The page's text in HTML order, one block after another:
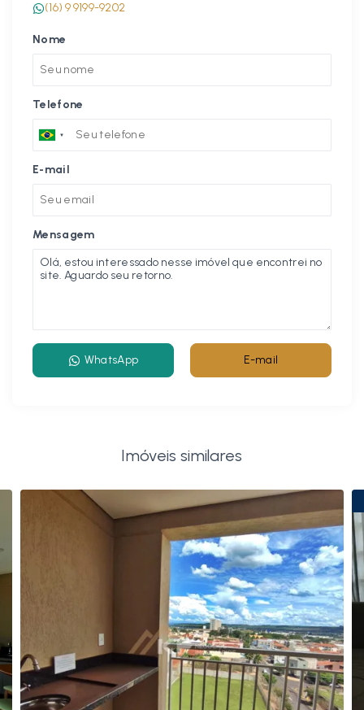
(16) 9 9199-9202
Nome
Telefone
E-mail
Mensagem
WhatsApp E-mail
Imóveis similares